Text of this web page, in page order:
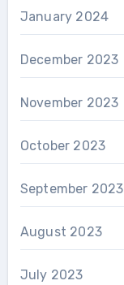
January 2024
December 2023
November 2023
October 2023
September 2023
August 2023
July 2023